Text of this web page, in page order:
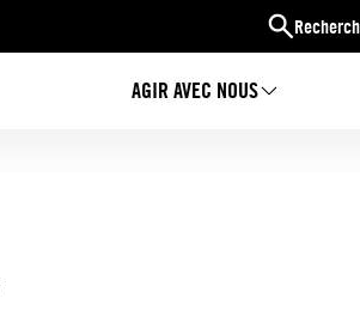
AGIR AVEC NOUS